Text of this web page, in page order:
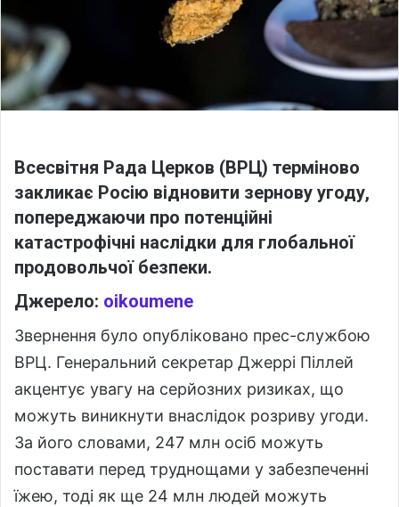
a
i
Всесвітня Рада Церков (ВРЦ) терміново
закликає Росію відновити зернову угоду,
попереджаючи про потенційні
катастрофічні наслідки для глобальної
продовольчої безпеки.
Джерело: oikoumene
Звернення було опубліковано прес-службою
ВРЦ. Генеральний секретар Джеррі Піллей
акцентує увагу на серйозних ризиках, що
можуть виникнути внаслідок розриву угоди.
За його словами, 247 млн осіб можуть
поставати перед труднощами у забезпеченні
їжею, тоді як ще 24 млн людей можуть